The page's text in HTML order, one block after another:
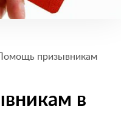
Помощь призывникам
в